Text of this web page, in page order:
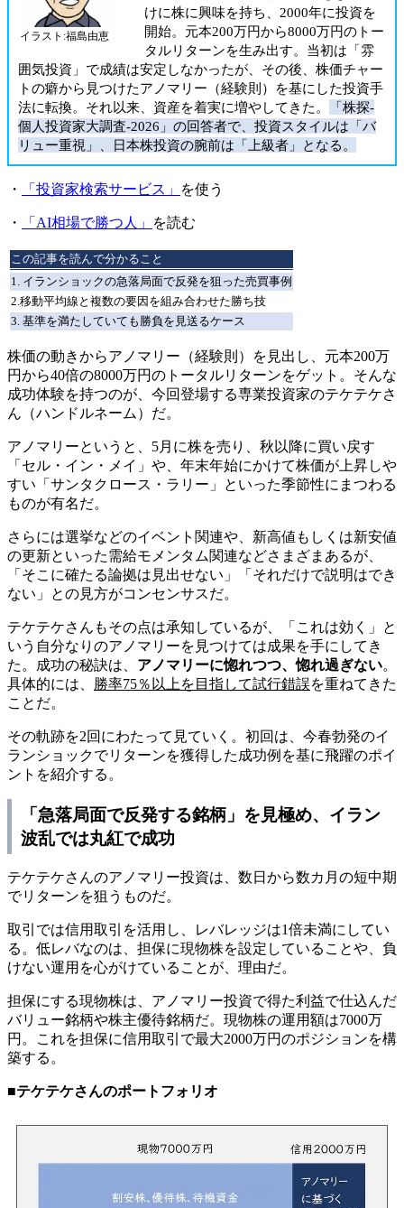
イラスト:福島由恵
けに株に興味を持ち、2000年に投資を
開始。元本200万円から8000万円のトー
タルリターンを生み出す。当初は「雰
囲気投資」で成績は安定しなかったが、その後、株価チャー
トの癖から見つけたアノマリー（経験則）を基にした投資手
法に転換。それ以来、資産を着実に増やしてきた。
「株探-
個人投資家大調査-2026」の回答者で、投資スタイルは「バ
リュー重視」、日本株投資の腕前は「上級者」となる。
・ 「投資家検索サービス」 を使う
・ 「AI相場で勝つ人」 を読む
この記事を読んで分かること
1. イランショックの急落局面で反発を狙った売買事例
2.移動平均線と複数の要因を組み合わせた勝ち技
3. 基準を満たしていても勝負を見送るケース
株価の動きからアノマリー（経験則）を見出し、元本200万
円から40倍の8000万円のトータルリターンをゲット。そんな
成功体験を持つのが、今回登場する専業投資家のテケテケさ
ん（ハンドルネーム）だ。
アノマリーというと、5月に株を売り、秋以降に買い戻す
「セル・イン・メイ」や、年末年始にかけて株価が上昇しや
すい「サンタクロース・ラリー」といった季節性にまつわる
ものが有名だ。
さらには選挙などのイベント関連や、新高値もしくは新安値
の更新といった需給モメンタム関連などさまざまあるが、
「そこに確たる論拠は見出せない」「それだけで説明はでき
ない」との見方がコンセンサスだ。
テケテケさんもその点は承知しているが、「これは効く」と
いう自分なりのアノマリーを見つけては成果を手にしてき
た。成功の秘訣は、 アノマリーに惚れつつ、惚れ過ぎない。
具体的には、 勝率75％以上を目指して試行錯誤を重ねてきた
ことだ。
その軌跡を2回にわたって見ていく。初回は、今春勃発のイ
ランショックでリターンを獲得した成功例を基に飛躍のポイ
ントを紹介する。
「急落局面で反発する銘柄」を見極め、イラン
波乱では丸紅で成功
テケテケさんのアノマリー投資は、数日から数カ月の短中期
でリターンを狙うものだ。
取引では信用取引を活用し、レバレッジは1倍未満にしてい
る。低レバなのは、担保に現物株を設定していることや、負
けない運用を心がけていることが、理由だ。
担保にする現物株は、アノマリー投資で得た利益で仕込んだ
バリュー銘柄や株主優待銘柄だ。現物株の運用額は7000万
円。これを担保に信用取引で最大2000万円のポジションを構
築する。
■テケテケさんのポートフォリオ